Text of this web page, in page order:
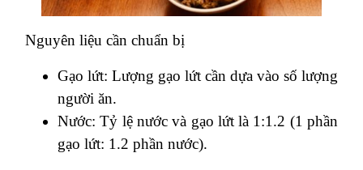
Nguyên liệu cần chuẩn bị
Gạo lứt: Lượng gạo lứt cần dựa vào số lượng
người ăn.
Nước: Tỷ lệ nước và gạo lứt là 1:1.2 (1 phần
gạo lứt: 1.2 phần nước).